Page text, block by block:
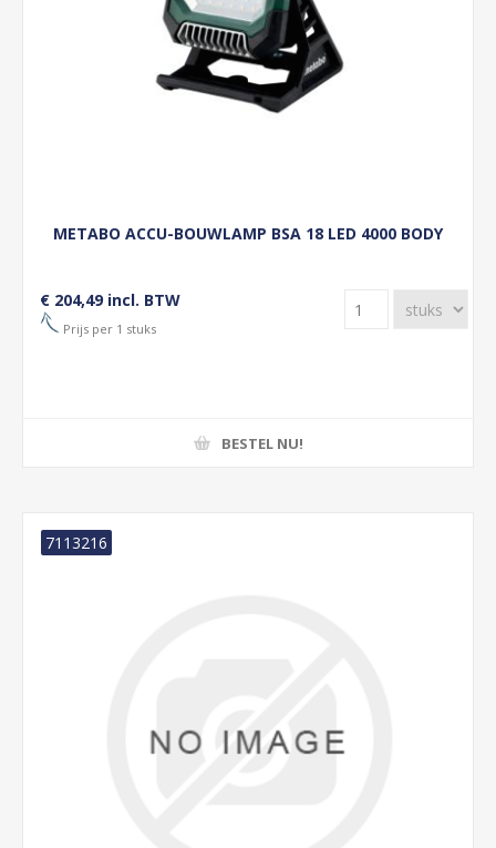
METABO ACCU-BOUWLAMP BSA 18 LED 4000 BODY
€ 204,49 incl. BTW
Prijs per 1 stuks
BESTEL NU!
7113216